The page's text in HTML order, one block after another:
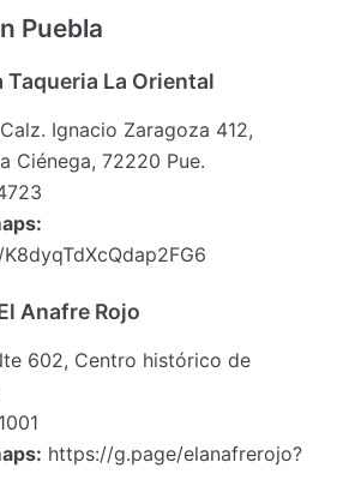
Puebla
La Oriental
Ignacio Zaragoza 412,
Ciénega, 72220 Pue.
Anafre Rojo
602, Centro histórico de
https://g.page/elanafrerojo?